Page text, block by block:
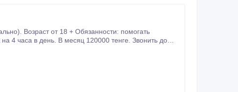
Возраст от 18 + Обязанности: помогать
4 часа в день. В месяц 120000 тенге. Звонить до